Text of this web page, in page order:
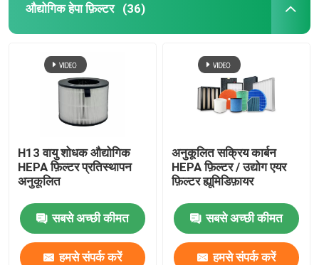
औद्योगिक हेपा फ़िल्टर (36)
H13 वायु शोधक औद्योगिक
HEPA फ़िल्टर प्रतिस्थापन
अनुकूलित
सबसे अच्छी कीमत
हमसे संपर्क करें
अनुकूलित सक्रिय कार्बन
HEPA फ़िल्टर / उद्योग एयर
फ़िल्टर ह्यूमिडिफ़ायर
सबसे अच्छी कीमत
हमसे संपर्क करें